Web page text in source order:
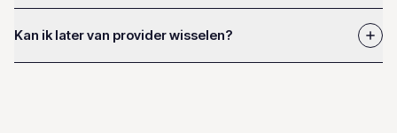
Kan ik later van provider wisselen?